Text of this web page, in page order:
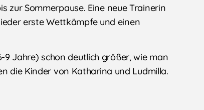
zur Sommerpause. Eine neue Trainerin
erste Wettkämpfe und einen
Jahre) schon deutlich größer, wie man
die Kinder von Katharina und Ludmilla.